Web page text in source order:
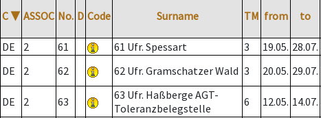
C ▼ ASSOC No. D Code Surname TM from to
DE
2 61 61 Ufr. Spessart 3 19.05. 28.07.
DE
2 62 62 Ufr. Gramschatzer Wald 3 20.05. 29.07.
DE 2 63
63 Ufr. Haßberge AGT-
Toleranzbelegstelle
6 12.05. 14.07.